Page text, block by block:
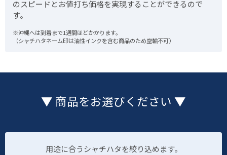
のスピードとお値打ち価格を実現することができるので
す。
※沖縄へは到着まで1週間ほどかかります。
（シャチハタネーム印は油性インクを含む商品のため空輸不可）
▼ 商品をお選びください ▼
用途に合うシャチハタを絞り込めます。